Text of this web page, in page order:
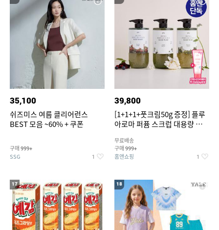
35,100
쉬즈미스 여름 클리어런스
BEST 모음 ~60% + 쿠폰
구매 999+
SSG 1
39,800
[1+1+1+풋크림50g 증정] 플루
아로마 퍼퓸 스크럽 대용량 바디
무료배송
구매 999+
홈앤쇼핑 1
17 18